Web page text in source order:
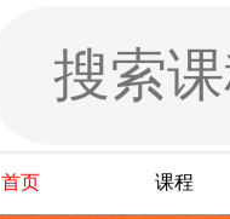
首页 课程